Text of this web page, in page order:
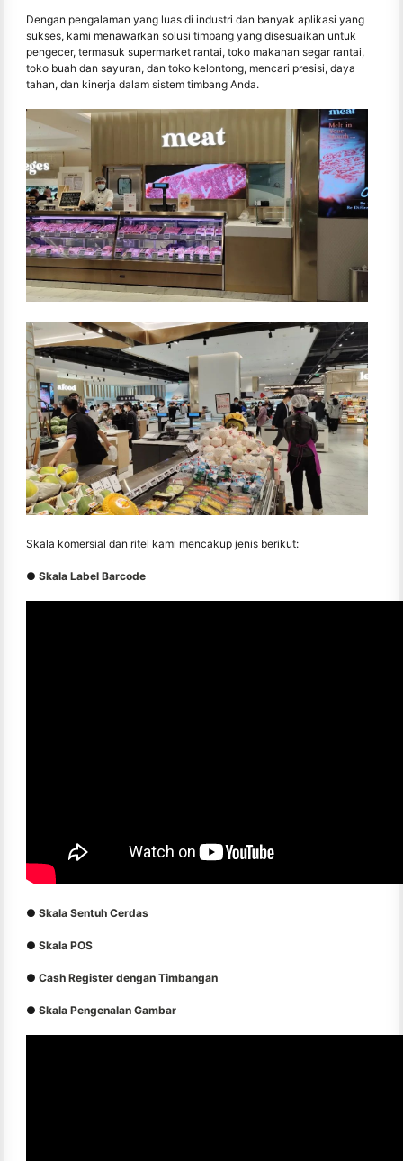
Dengan pengalaman yang luas di industri dan banyak aplikasi yang
sukses, kami menawarkan solusi timbang yang disesuaikan untuk
pengecer, termasuk supermarket rantai, toko makanan segar rantai,
toko buah dan sayuran, dan toko kelontong, mencari presisi, daya
tahan, dan kinerja dalam sistem timbang Anda.
Skala komersial dan ritel kami mencakup jenis berikut:
● Skala Label Barcode
● Skala Sentuh Cerdas
● Skala POS
● Cash Register dengan Timbangan
● Skala Pengenalan Gambar